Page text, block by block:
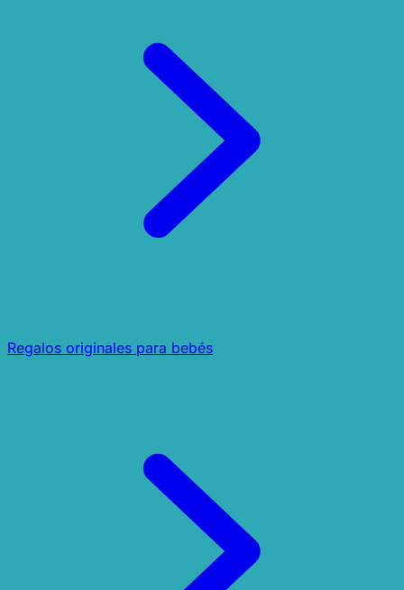
Regalos originales para bebés